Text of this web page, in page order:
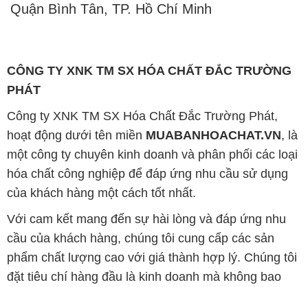
Quận Bình Tân, TP. Hồ Chí Minh
CÔNG TY XNK TM SX HÓA CHẤT ĐẮC TRƯỜNG
PHÁT
Công ty XNK TM SX Hóa Chất Đắc Trường Phát,
hoạt động dưới tên miền MUABANHOACHAT.VN, là
một công ty chuyên kinh doanh và phân phối các loại
hóa chất công nghiệp để đáp ứng nhu cầu sử dụng
của khách hàng một cách tốt nhất.
Với cam kết mang đến sự hài lòng và đáp ứng nhu
cầu của khách hàng, chúng tôi cung cấp các sản
phẩm chất lượng cao với giá thành hợp lý. Chúng tôi
đặt tiêu chí hàng đầu là kinh doanh mà không bao